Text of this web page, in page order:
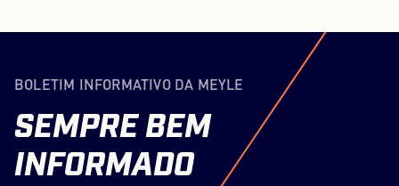
Não é permitido carregar este conteúdo
devido a rastreadores que não são
divulgados ao visitante. O proprietário do
website precisa de configurar o website
com o seu CMP para adicionar este
conteúdo à lista de tecnologias usadas.
Powered byUsercentrics Consent Management
BOLETIM INFORMATIVO DA MEYLE
SEMPRE BEM
INFORMADO